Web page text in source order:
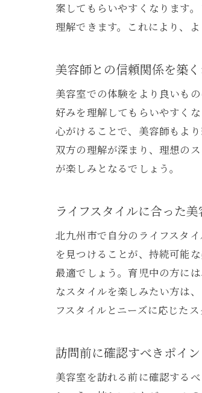
案してもらいやすくなります
理解できます。これにより、
美容師との信頼関係を築
美容室での体験をより良いも
好みを理解してもらいやすく
心がけることで、美容師もよ
双方の理解が深まり、理想の
が楽しみとなるでしょう。
ライフスタイルに合った
北九州市で自分のライフスタ
を見つけることが、持続可能
最適でしょう。育児中の方に
なスタイルを楽しみたい方は
フスタイルとニーズに応じた
訪問前に確認すべきポイン
美容室を訪れる前に確認する